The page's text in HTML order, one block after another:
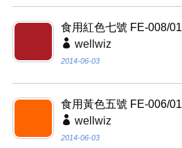
食用紅色七號 FE-008/01
wellwiz
2014-06-03
食用黃色五號 FE-006/01
wellwiz
2014-06-03